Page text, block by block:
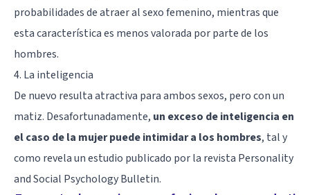
probabilidades de atraer al sexo femenino, mientras que
esta característica es menos valorada por parte de los
hombres.
4. La inteligencia
De nuevo resulta atractiva para ambos sexos, pero con un
matiz. Desafortunadamente, un exceso de inteligencia en
el caso de la mujer puede intimidar a los hombres, tal y
como revela un estudio publicado por la revista Personality
and Social Psychology Bulletin.